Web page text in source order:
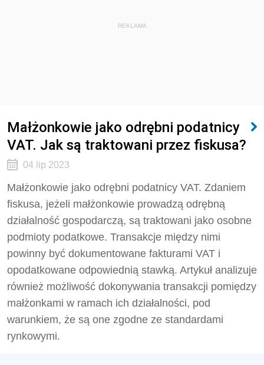
REKLAMA
Małżonkowie jako odrębni podatnicy
VAT. Jak są traktowani przez fiskusa?
04 lip 2023
Małżonkowie jako odrębni podatnicy VAT. Zdaniem
fiskusa, jeżeli małżonkowie prowadzą odrębną
działalność gospodarczą, są traktowani jako osobne
podmioty podatkowe. Transakcje między nimi
powinny być dokumentowane fakturami VAT i
opodatkowane odpowiednią stawką. Artykuł analizuje
również możliwość dokonywania transakcji pomiędzy
małżonkami w ramach ich działalności, pod
warunkiem, że są one zgodne ze standardami
rynkowymi.